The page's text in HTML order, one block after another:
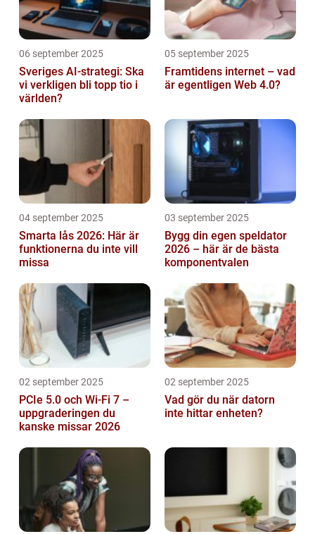
06 september 2025
Sveriges AI-strategi: Ska
vi verkligen bli topp tio i
världen?
05 september 2025
Framtidens internet – vad
är egentligen Web 4.0?
04 september 2025
Smarta lås 2026: Här är
funktionerna du inte vill
missa
03 september 2025
Bygg din egen speldator
2026 – här är de bästa
komponentvalen
02 september 2025
PCIe 5.0 och Wi-Fi 7 –
uppgraderingen du
kanske missar 2026
02 september 2025
Vad gör du när datorn
inte hittar enheten?